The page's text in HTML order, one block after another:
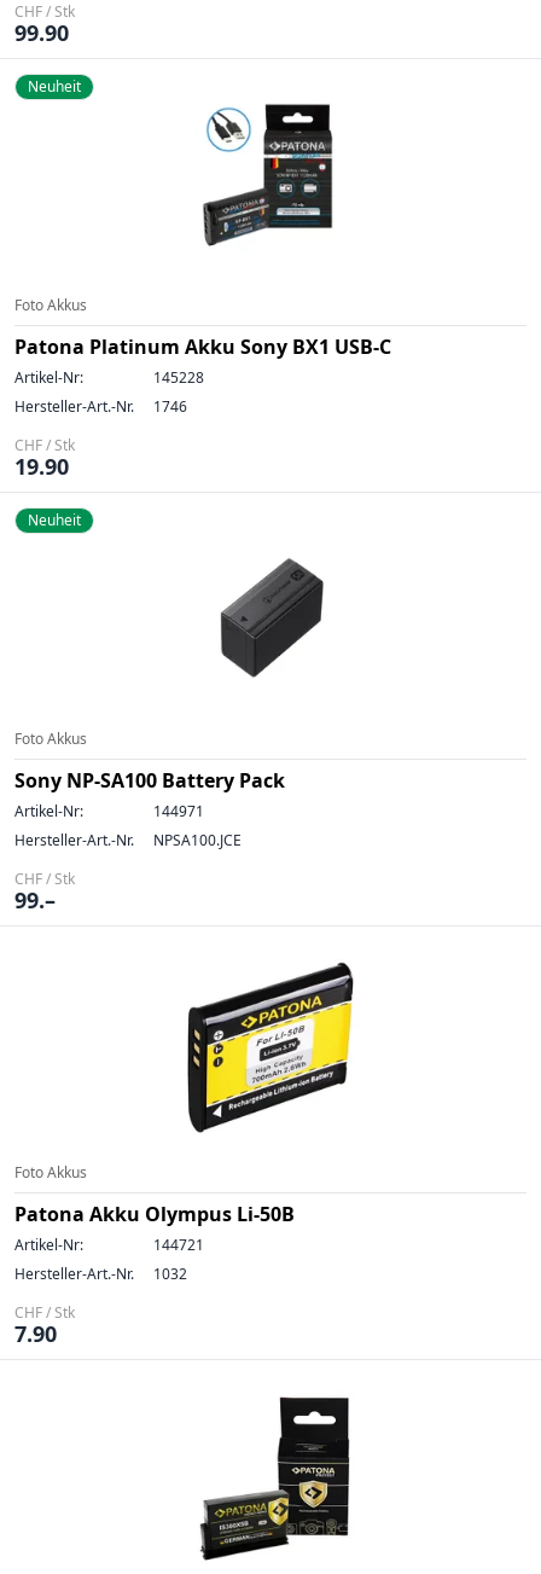
CHF / Stk
99.90
Neuheit
Foto Akkus
Patona Platinum Akku Sony BX1 USB-C
Artikel-Nr:
145228
Hersteller-Art.-Nr.
1746
CHF / Stk
19.90
Neuheit
Foto Akkus
Sony NP-SA100 Battery Pack
Artikel-Nr:
144971
Hersteller-Art.-Nr.
NPSA100.JCE
CHF / Stk
99.–
Foto Akkus
Patona Akku Olympus Li-50B
Artikel-Nr:
144721
Hersteller-Art.-Nr.
1032
CHF / Stk
7.90